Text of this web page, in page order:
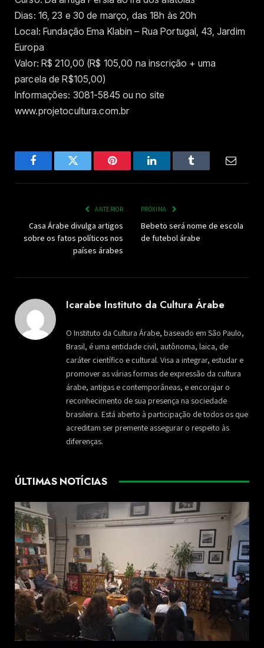
Dias: 16, 23 e 30 de março, das 18h às 20h
Local: Fundação Ema Klabin – Rua Portugal, 43, Jardim
Europa
Valor: R$ 210,00 (R$ 105,00 na inscrição + uma
parcela de R$105,00)
Informações: 3081-5845 ou no site
www.projetocultura.com.br
FacebookTwitter Pinterest LinkedInTumblr Email
ANTERIOR
Casa Árabe divulga artigos
sobre os fatos políticos nos
países árabes
PRÓXIMA
Bebeto será nome de escola
de futebol árabe
Icarabe Instituto da Cultura Árabe
O Instituto da Cultura Árabe, baseado em São Paulo,
Brasil, é uma entidade civil, autônoma, laica, de
caráter científico e cultural. Visa a integrar, estudar e
promover as várias formas de expressão da cultura
árabe, antigas e contemporâneas, e encorajar o
reconhecimento de sua presença na sociedade
brasileira. Está aberto à participação de todos os que
acreditam ser premente assegurar o respeito às
diferenças.
ÚLTIMAS NOTÍCIAS